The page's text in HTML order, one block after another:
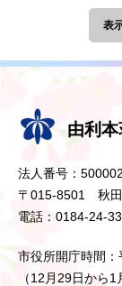
表
由利
法人番号：
〒015-8501 秋田
電話：0184-24-
市役所開庁時間
（12月29日から1